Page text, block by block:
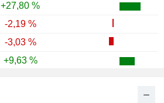
+27,80 %
-2,19 %
-3,03 %
+9,63 %